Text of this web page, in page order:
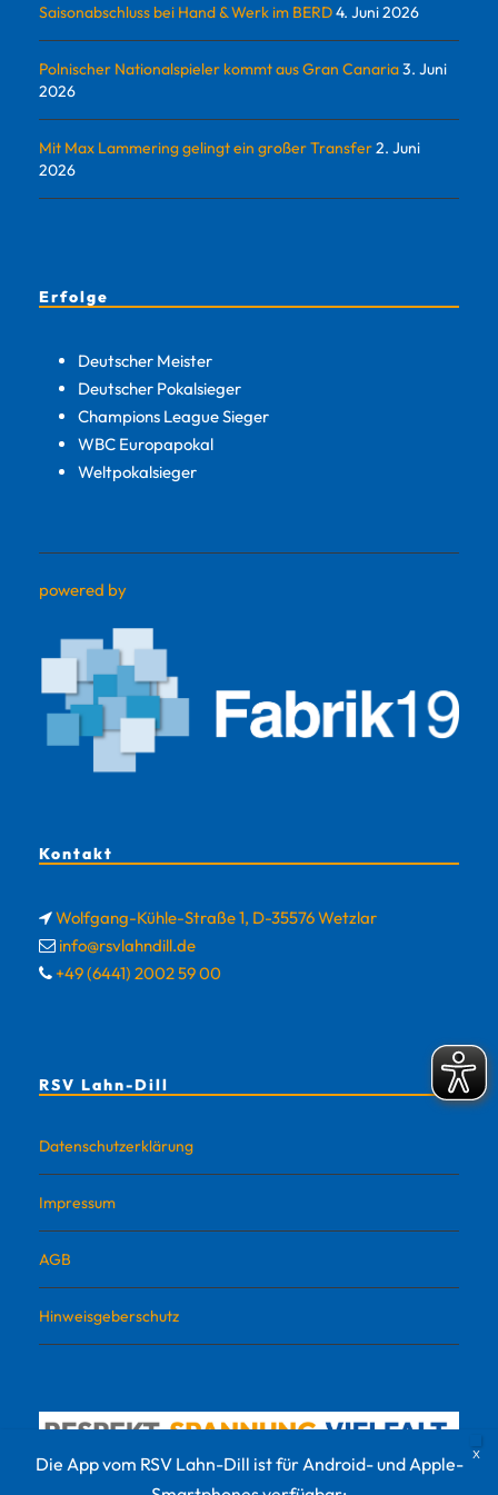
Saisonabschluss bei Hand & Werk im BERD4. Juni 2026
Polnischer Nationalspieler kommt aus Gran Canaria3. Juni
2026
Mit Max Lammering gelingt ein großer Transfer2. Juni
2026
Erfolge
Deutscher Meister
Deutscher Pokalsieger
Champions League Sieger
WBC Europapokal
Weltpokalsieger
powered by
Kontakt
Wolfgang-Kühle-Straße 1, D-35576 Wetzlar
info@rsvlahndill.de
+49 (6441) 2002 59 00
RSV Lahn-Dill
Datenschutzerklärung
Impressum
AGB
Hinweisgeberschutz
Die App vom RSV Lahn-Dill ist für Android- und Apple-